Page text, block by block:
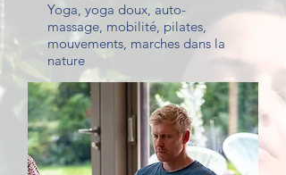
Yoga, yoga doux, auto-
massage, mobilité, pilates,
mouvements, marches dans la
nature